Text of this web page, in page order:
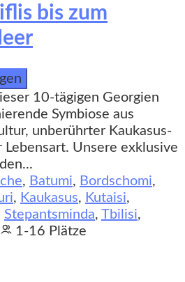
bis zum
10-tägigen Georgien
Symbiose aus
unberührter Kaukasus-
Lebensart. Unsere exklusive
, Batumi, Bordschomi,
, Kaukasus, Kutaisi,
Stepantsminda, Tbilisi,
1-16 Plätze